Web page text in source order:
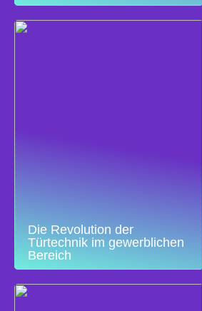
Die Revolution der
Türtechnik im gewerblichen
Bereich